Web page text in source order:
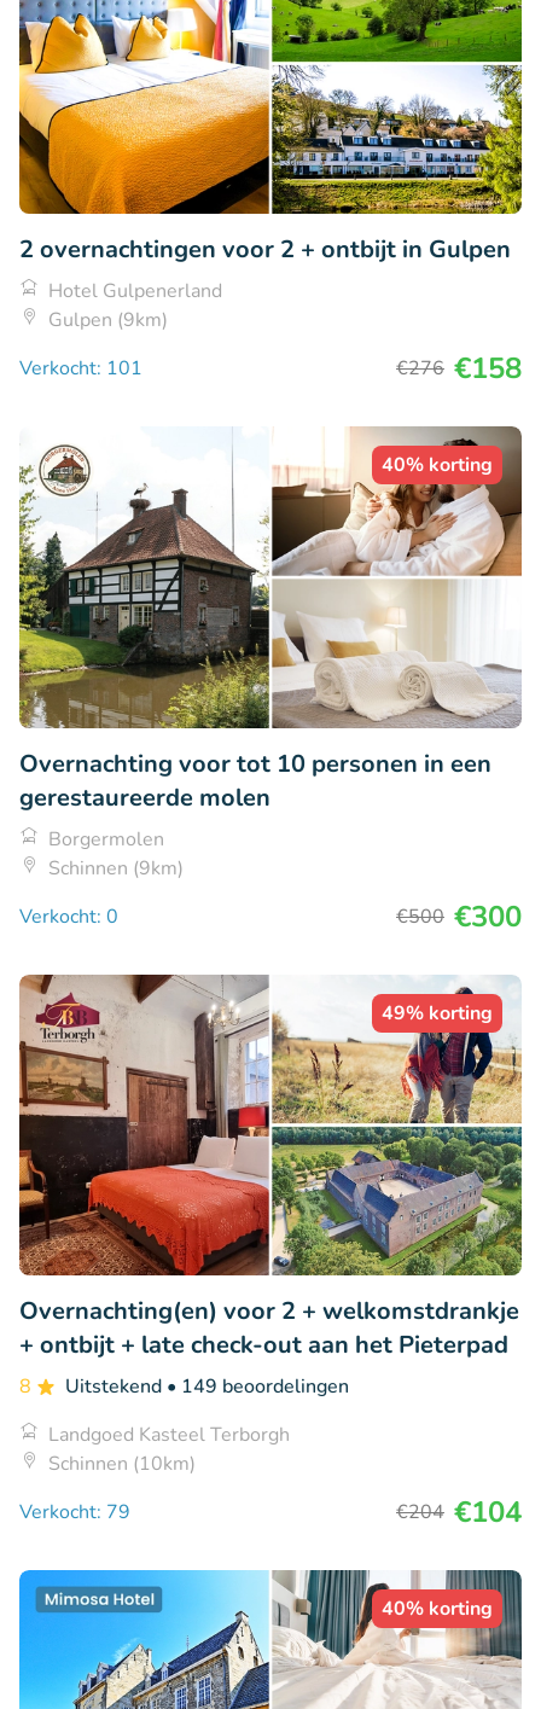
2 overnachtingen voor 2 + ontbijt in Gulpen
Hotel Gulpenerland
Gulpen (9km)
Verkocht: 101
€276 €158
40% korting
Overnachting voor tot 10 personen in een
gerestaureerde molen
Borgermolen
Schinnen (9km)
Verkocht: 0
€500 €300
49% korting
Overnachting(en) voor 2 + welkomstdrankje
+ ontbijt + late check-out aan het Pieterpad
8 Uitstekend • 149 beoordelingen
Landgoed Kasteel Terborgh
Schinnen (10km)
Verkocht: 79
€204 €104
40% korting